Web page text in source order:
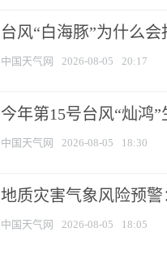
台风“白海豚”为什么会
中国天气网 2026-08-05 20:17
今年第15号台风“灿鸿
中国天气网 2026-08-05 18:30
地质灾害气象风险预
中国天气网 2026-08-05 18:05